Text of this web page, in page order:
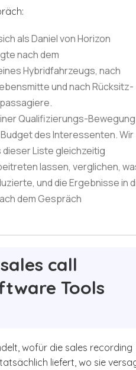
als Daniel von Horizon
nach dem
Hybridfahrzeugs, nach
und nach Rücksitz-
Qualifizierungs-Bewegung
des Interessenten. Wir
Liste gleichzeitig
lassen, verglichen,
und die Ergebnisse in
dem Gespräch
call
Tools
wofür die sales recording
liefert, wo sie